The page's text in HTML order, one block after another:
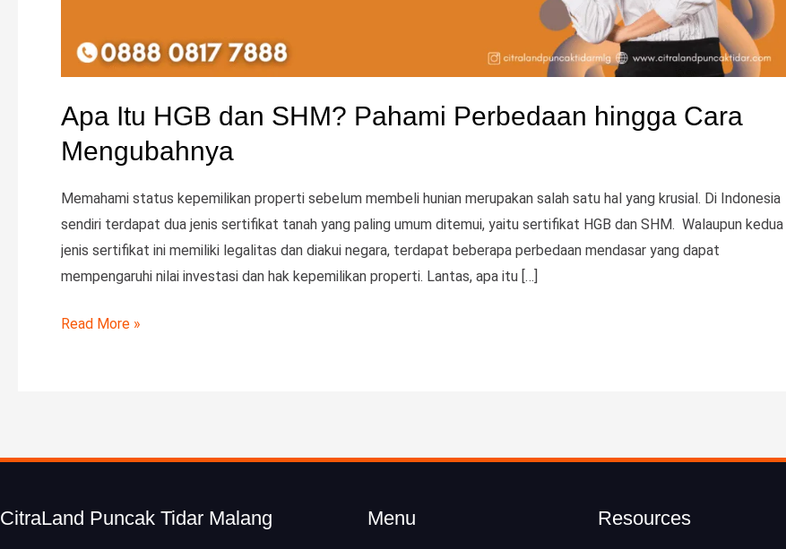
Apa Itu HGB dan SHM? Pahami Perbedaan hingga Cara
Mengubahnya
Memahami status kepemilikan properti sebelum membeli hunian merupakan salah satu hal yang krusial. Di Indonesia
sendiri terdapat dua jenis sertifikat tanah yang paling umum ditemui, yaitu sertifikat HGB dan SHM. Walaupun kedua
jenis sertifikat ini memiliki legalitas dan diakui negara, terdapat beberapa perbedaan mendasar yang dapat
mempengaruhi nilai investasi dan hak kepemilikan properti. Lantas, apa itu […]
Read More »
CitraLand Puncak Tidar Malang Menu Resources